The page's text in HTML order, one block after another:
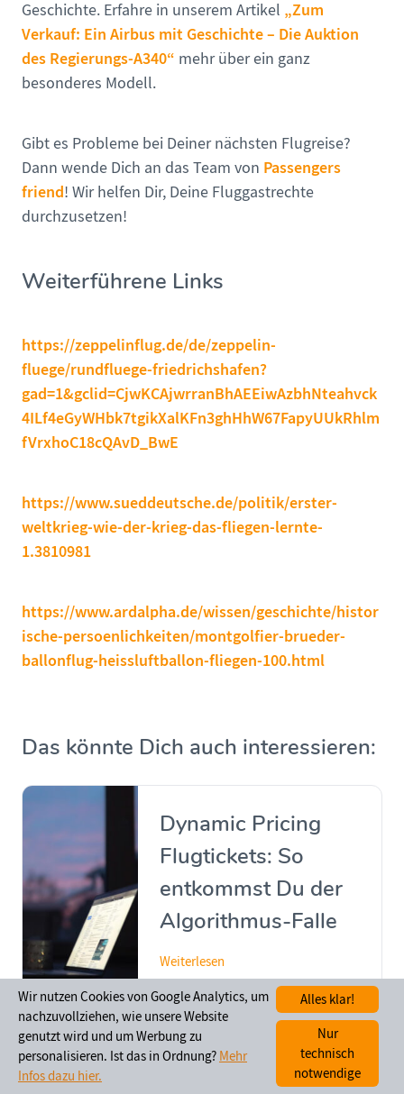
Geschichte. Erfahre in unserem Artikel „Zum
Verkauf: Ein Airbus mit Geschichte – Die Auktion
des Regierungs-A340“ mehr über ein ganz
besonderes Modell.
Gibt es Probleme bei Deiner nächsten Flugreise?
Dann wende Dich an das Team von Passengers
friend! Wir helfen Dir, Deine Fluggastrechte
durchzusetzen!
Weiterführene Links
https://zeppelinflug.de/de/zeppelin-
fluege/rundfluege-friedrichshafen?
gad=1&gclid=CjwKCAjwrranBhAEEiwAzbhNteahvck
4ILf4eGyWHbk7tgikXalKFn3ghHhW67FapyUUkRhlm
fVrxhoC18cQAvD_BwE
https://www.sueddeutsche.de/politik/erster-
weltkrieg-wie-der-krieg-das-fliegen-lernte-
1.3810981
https://www.ardalpha.de/wissen/geschichte/histor
ische-persoenlichkeiten/montgolfier-brueder-
ballonflug-heissluftballon-fliegen-100.html
Das könnte Dich auch interessieren:
Dynamic Pricing
Flugtickets: So
entkommst Du der
Algorithmus-Falle
Weiterlesen
Hidden City
Ticketing: Welche
Wir nutzen Cookies von Google Analytics, um
nachzuvollziehen, wie unsere Website
genutzt wird und um Werbung zu
personalisieren. Ist das in Ordnung? Mehr
Infos dazu hier.
Alles klar!
Nur
technisch
notwendige